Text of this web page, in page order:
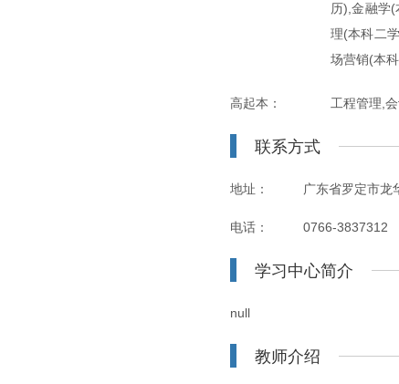
历),金融学
理(本科二
场营销(本
高起本： 工程管理,
联系方式
地址： 广东省罗定市龙
电话： 0766-3837312
学习中心简介
null
教师介绍